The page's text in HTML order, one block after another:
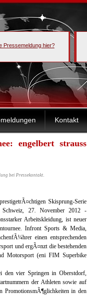
Pressemeldung hier?
Kontakt
engelbert strauss
bei Pressekontakt.
Skisprung-Serie
Schweiz, 27. November 2012 -
Arbeitskleidung, ist neuer
Infront Sports & Media,
einen entsprechenden
und ergÃ¤nzt die bestehenden
Motorsport (eni FIM Superbike
den vier Springen in Oberstdorf,
der Athleten sowie auf
PromotionsmÃ¶glichkeiten in den